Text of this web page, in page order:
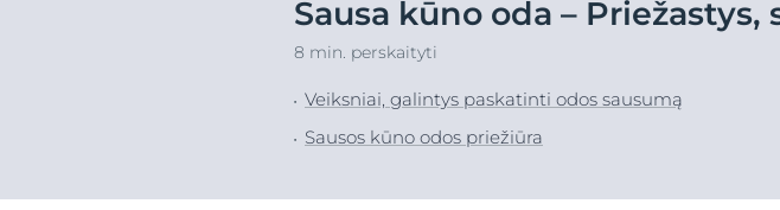
Riebi oda
Į raudonį linkusi oda
Sausa oda
Sausa kūno oda –
8 min. perskaityti
Veiksniai, galintys paskatinti odos sausumą
Sausos kūno odos priežiūra